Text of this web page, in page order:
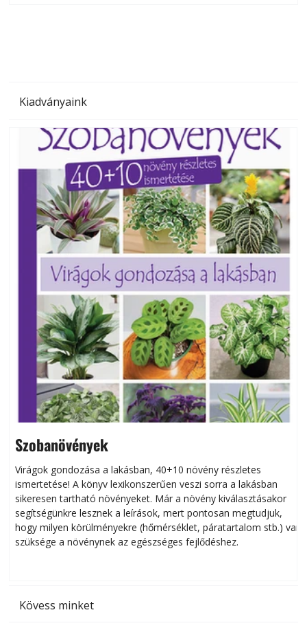
Kiadványaink
Szobanövények
Virágok gondozása a lakásban, 40+10 növény részletes
ismertetése! A könyv lexikonszerűen veszi sorra a lakásban
sikeresen tart­ha­tó növényeket. Már a növény kiválasztásakor
segítségünkre lesznek a leírások, mert pontosan megtudjuk,
hogy milyen körülményekre (hőmérséklet, páratartalom stb.) van
szüksége a növénynek az egészséges fejlődéshez.
Kövess minket